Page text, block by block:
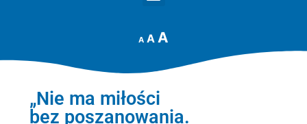
A A A
„Nie ma miłości
bez poszanowania.